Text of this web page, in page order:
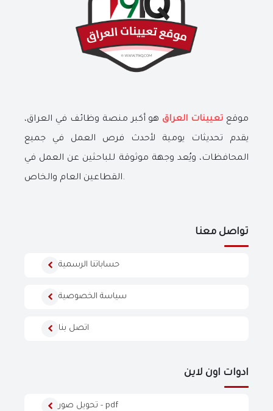
موقع تعيينات العراق هو أكبر منصة وظائف في العراق،
يقدم تحديثات يومية لأحدث فرص العمل في جميع
المحافظات، ويُعد وجهة موثوقة للباحثين عن العمل في
القطاعين العام والخاص.
تواصل معنا
حساباتنا الرسمية
سياسة الخصوصية
اتصل بنا
ادوات اون لاين
تحويل صور - pdf